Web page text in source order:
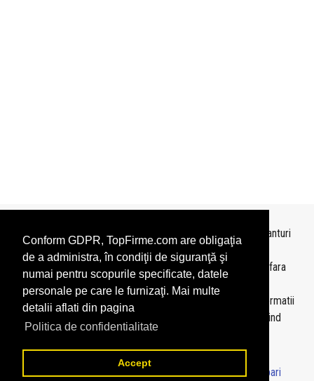
Conform GDPR, TopFirme.com are obligaţia
de a administra, în condiţii de siguranţă şi
numai pentru scopurile specificate, datele
personale pe care le furnizaţi. Mai multe
detalii aflati din pagina
Politica de confidentialitate
Accept
Topurile sunt realizate deTopFirme
pe baza ultimelor bilanturi
depuse si au scop informativ.
Este interzisa folosirea topurilor fara acordul TopFirme si fara
precizarea sursei.
Daca doriti sa achizitionati
topuri personalizate
sau informatii
despre agentii economici va rugam sa ne contactati folosind
sectiunea Contact
© 2026 - TopFirme -Termeni si conditii-Contact-Intrebari